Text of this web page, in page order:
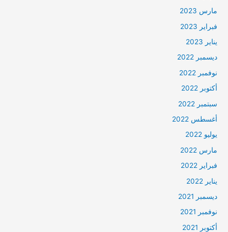
مارس 2023
فبراير 2023
يناير 2023
ديسمبر 2022
نوفمبر 2022
أكتوبر 2022
سبتمبر 2022
أغسطس 2022
يوليو 2022
مارس 2022
فبراير 2022
يناير 2022
ديسمبر 2021
نوفمبر 2021
أكتوبر 2021